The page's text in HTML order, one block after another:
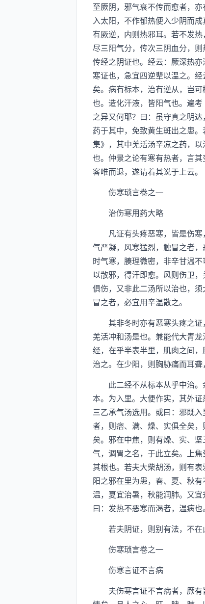
至厥阴，邪气衰不传而愈者，
入太阳，不作郁热便入少阴而
有厥逆，内则热邪耳。若不发
尽三阳气分，传次三阴血分，
传经之阴证也。经云：厥深热
寒证也，急宜四逆辈以温之。
矣。病有标本，治有逆从，岂
也。造化汗液，皆阳气也。遍
之异又何耶？曰：虽守真之明
药于其中，免致黄生斑出之患
集》，其中羌活汤辛凉之药，
也。仲景之论有寒有热者，言
客唯而退，遂请着其说于上云。
伤寒琐言卷之一
治伤寒用药大略
凡证有头疼恶寒，皆是伤寒
气严凝，风寒猛烈，触冒之者
时气寒，腠理微密，非辛甘温
以散邪，得汗即愈。风则伤卫
俱伤，又非此二汤所以治也，
冒之者，必宜用辛温散之。
其非冬时亦有恶寒头疼之证
羌活冲和汤是也。兼能代大青
经，在乎半表半里，肌肉之间
治之。在少阳，则胸胁痛而耳
此二经不从标本从乎中治。
本。为入里。大便作实，其外
三乙承气汤选用。或曰：邪既
者，则痞、满、燥、实俱全矣
矣。邪在中焦，则有燥、实、
气，调胃之名，于此立矣。上
其根也。若夫大柴胡汤，则有
阳之邪在里为患，春、夏、秋
温，夏宜治暑，秋能润肺。又
曰：发热不恶寒而渴者，温病也。
若夫阴证，则别有法，不在
伤寒琐言卷之一
伤寒言证不言病
夫伤寒言证不言病者，厥有